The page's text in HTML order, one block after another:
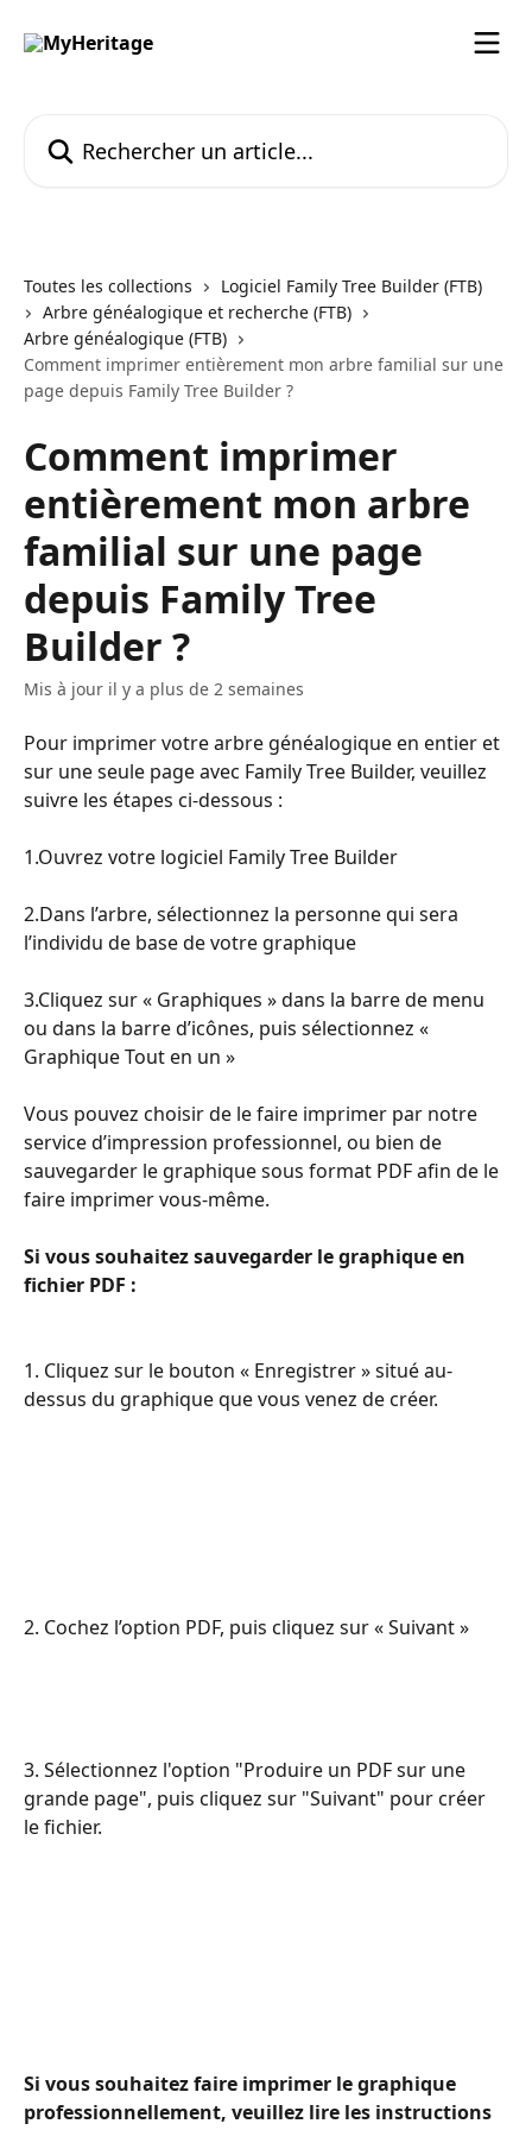
Toutes les collections
Logiciel Family Tree Builder (FTB)
Arbre généalogique et recherche (FTB)
Arbre généalogique (FTB)
Comment imprimer entièrement mon arbre familial sur une
page depuis Family Tree Builder ?
Comment imprimer
entièrement mon arbre
familial sur une page
depuis Family Tree
Builder ?
Mis à jour il y a plus de 2 semaines
Pour imprimer votre arbre généalogique en entier et
sur une seule page avec Family Tree Builder, veuillez
suivre les étapes ci-dessous :
1.Ouvrez votre logiciel Family Tree Builder
2.Dans l’arbre, sélectionnez la personne qui sera
l’individu de base de votre graphique
3.Cliquez sur « Graphiques » dans la barre de menu
ou dans la barre d’icônes, puis sélectionnez «
Graphique Tout en un »
Vous pouvez choisir de le faire imprimer par notre
service d’impression professionnel, ou bien de
sauvegarder le graphique sous format PDF afin de le
faire imprimer vous-même.
Si vous souhaitez sauvegarder le graphique en
fichier PDF :
1. Cliquez sur le bouton « Enregistrer » situé au-
dessus du graphique que vous venez de créer.
2. Cochez l’option PDF, puis cliquez sur « Suivant »
3. Sélectionnez l'option "Produire un PDF sur une
grande page", puis cliquez sur "Suivant" pour créer
le fichier.
Si vous souhaitez faire imprimer le graphique
professionnellement, veuillez lire les instructions